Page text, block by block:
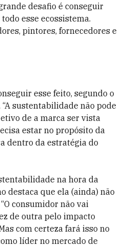
desafio é conseguir
esse ecossistema.
pintores, fornecedores e
esse feito, segundo o
sustentabilidade não pode
de a marca ser vista
estar no propósito da
dentro da estratégia do
na hora da
destaca que ela (ainda) não
consumidor não vai
de outra pelo impacto
com certeza fará isso no
líder no mercado de